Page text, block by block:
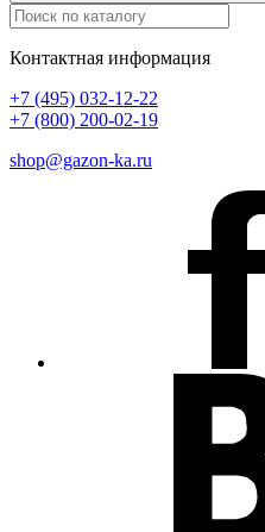
Контактная информация
+7 (495) 032-12-22
+7 (800) 200-02-19
shop@gazon-ka.ru